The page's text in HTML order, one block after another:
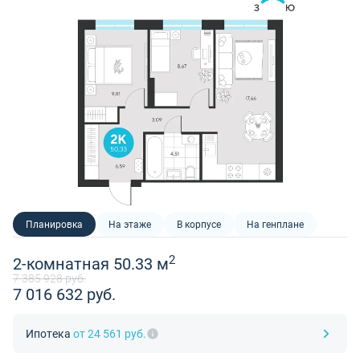
Планировка На этаже В корпусе На генплане
2-комнатная 50.33 м2
7 385 928 руб.
7 016 632 руб.
Ипотека от 24 561 руб.